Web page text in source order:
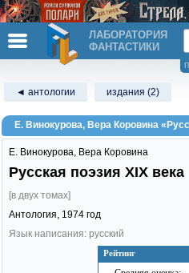
ЛАБОРАТОРИЯ
ФАНТАСТИКИ
◄ антологии издания (2)
Е. Винокурова, Вера Коровина
Рейтинг
Е. Винокурова, Вера Коровина
Русская поэзия XIX века
[в двух томах]
Антология, 1974 год
Язык написания: русский